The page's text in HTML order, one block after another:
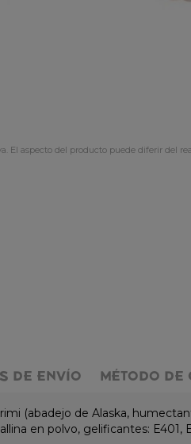
El aspecto del producto puede diferir del
DE ENVÍO MÉTODO DE
(abadejo de Alaska,
en polvo, gelificantes: E401,